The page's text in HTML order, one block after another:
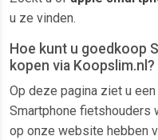
u ze vinden.
Hoe kunt u goedkoop
kopen via Koopslim.nl?
Op deze pagina ziet u
Smartphone fietshouders
op onze website hebben